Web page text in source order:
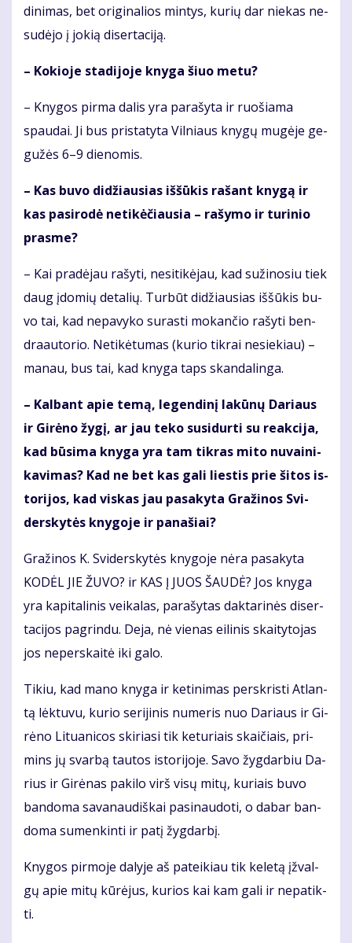
di­ni­mas, bet ori­gi­na­lios min­tys, ku­rių dar nie­kas ne­
su­dė­jo į jo­kią di­ser­ta­ci­ją.
– Ko­kio­je sta­di­jo­je kny­ga šiuo me­tu?
– Kny­gos pir­ma da­lis yra pa­ra­šy­ta ir ruo­šia­ma
spau­dai. Ji bus pri­sta­ty­ta Vil­niaus kny­gų mu­gė­je ge­
gu­žės 6–9 die­no­mis.
– Kas bu­vo di­džiau­sias iš­šū­kis ra­šant kny­gą ir
kas pa­si­ro­dė ne­ti­kė­čiau­sia – ra­šy­mo ir tu­ri­nio
pras­me?
– Kai pra­dė­jau ra­šy­ti, ne­si­ti­kė­jau, kad su­ži­no­siu tiek
daug įdo­mių de­ta­lių. Tur­būt di­džiau­sias iš­šū­kis bu­
vo tai, kad ne­pa­vy­ko su­ras­ti mo­kan­čio ra­šy­ti ben­
dra­au­to­rio. Ne­ti­kė­tu­mas (ku­rio tik­rai ne­sie­kiau) –
ma­nau, bus tai, kad kny­ga taps skan­da­lin­ga.
– Kal­bant apie te­mą, le­gen­di­nį la­kū­nų Da­riaus
ir Gi­rė­no žy­gį, ar jau te­ko su­si­dur­ti su re­ak­ci­ja,
kad bū­si­ma kny­ga yra tam tik­ras mi­to nu­vai­ni­
ka­vi­mas? Kad ne bet kas ga­li lies­tis prie ši­tos is­
to­ri­jos, kad vis­kas jau pa­sa­ky­ta Gra­ži­nos Svi­
ders­ky­tės kny­go­je ir pa­na­šiai?
Gra­ži­nos K. Svi­ders­ky­tės kny­go­je nė­ra pa­sa­ky­ta
KO­DĖL JIE ŽU­VO? ir KAS Į JUOS ŠAU­DĖ? Jos kny­ga
yra ka­pi­ta­li­nis vei­ka­las, pa­ra­šy­tas dak­ta­ri­nės di­ser­
ta­ci­jos pa­grin­du. De­ja, nė vie­nas ei­li­nis skai­ty­to­jas
jos ne­per­skai­tė iki ga­lo.
Ti­kiu, kad ma­no kny­ga ir ke­ti­ni­mas per­skris­ti At­lan­
tą lėk­tu­vu, ku­rio se­ri­ji­nis nu­me­ris nuo Da­riaus ir Gi­
rė­no Li­tu­a­ni­cos ski­ria­si tik ke­tu­riais skai­čiais, pri­
mins jų svar­bą tau­tos is­to­ri­jo­je. Sa­vo žyg­dar­biu Da­
rius ir Gi­rė­nas pa­ki­lo virš vi­sų mi­tų, ku­riais bu­vo
ban­do­ma sa­va­nau­diš­kai pa­si­nau­do­ti, o da­bar ban­
do­ma su­men­kin­ti ir pa­tį žyg­dar­bį.
Kny­gos pir­mo­je da­ly­je aš pa­tei­kiau tik ke­le­tą įžval­
gų apie mi­tų kū­rė­jus, ku­rios kai kam ga­li ir ne­pa­tik­
ti.